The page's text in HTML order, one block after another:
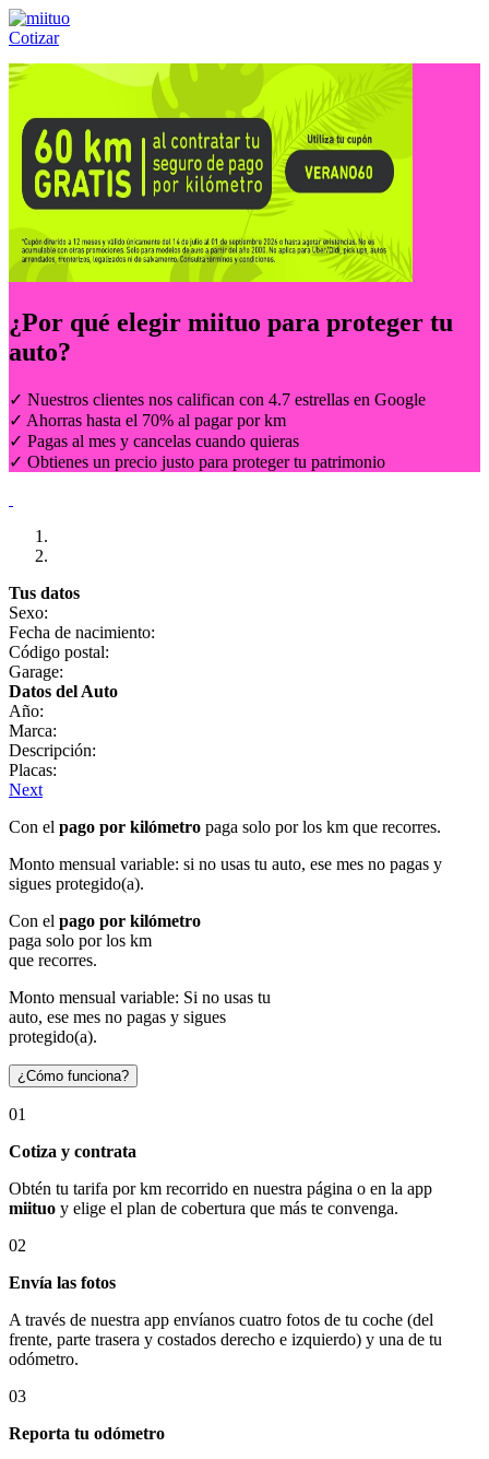
Cotizar
Llámanos al:(55) 84-21-05-00 ó
¿Por qué elegir miituo para proteger tu
auto?
✓ Nuestros clientes nos califican con 4.7 estrellas en Google
✓ Ahorras hasta el 70% al pagar por km
✓ Pagas al mes y cancelas cuando quieras
✓ Obtienes un precio justo para proteger tu patrimonio
Tus datos
Sexo:
Fecha de nacimiento:
Código postal:
Garage:
Datos del Auto
Año:
Marca:
Descripción:
Placas:
Next
Con el pago por kilómetro paga solo por los km que recorres.
Monto mensual variable: si no usas tu auto, ese mes no pagas y
sigues protegido(a).
Con el pago por kilómetro
paga solo por los km
que recorres.
Monto mensual variable: Si no usas tu
auto, ese mes no pagas y sigues
protegido(a).
¿Cómo funciona?
01
Cotiza y contrata
Obtén tu tarifa por km recorrido en nuestra página o en la app
miituo y elige el plan de cobertura que más te convenga.
02
Envía las fotos
A través de nuestra app envíanos cuatro fotos de tu coche (del
frente, parte trasera y costados derecho e izquierdo) y una de tu
odómetro.
03
Reporta tu odómetro